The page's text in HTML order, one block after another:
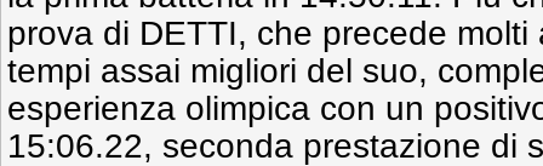
prova di DETTI, che precede molti
tempi assai migliori del suo,
esperienza olimpica con un
15:06.22, seconda prestazione di